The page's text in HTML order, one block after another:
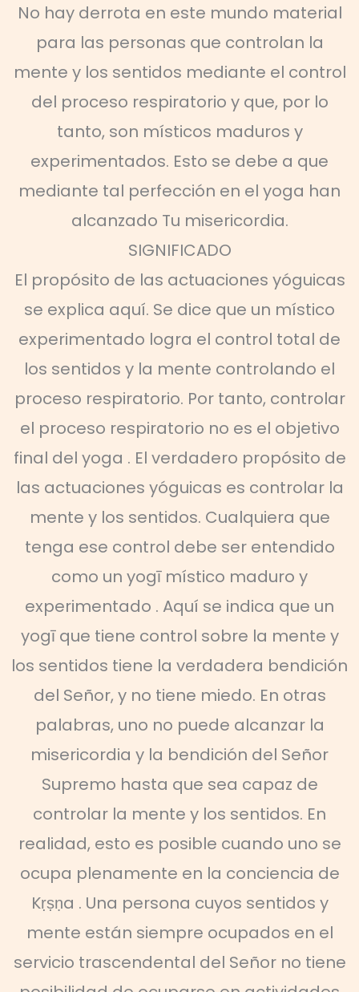
No hay derrota en este mundo material
para las personas que controlan la
mente y los sentidos mediante el control
del proceso respiratorio y que, por lo
tanto, son místicos maduros y
experimentados. Esto se debe a que
mediante tal perfección en el yoga han
alcanzado Tu misericordia.
SIGNIFICADO
El propósito de las actuaciones yóguicas
se explica aquí. Se dice que un místico
experimentado logra el control total de
los sentidos y la mente controlando el
proceso respiratorio. Por tanto, controlar
el proceso respiratorio no es el objetivo
final del yoga . El verdadero propósito de
las actuaciones yóguicas es controlar la
mente y los sentidos. Cualquiera que
tenga ese control debe ser entendido
como un yogī místico maduro y
experimentado . Aquí se indica que un
yogī que tiene control sobre la mente y
los sentidos tiene la verdadera bendición
del Señor, y no tiene miedo. En otras
palabras, uno no puede alcanzar la
misericordia y la bendición del Señor
Supremo hasta que sea capaz de
controlar la mente y los sentidos. En
realidad, esto es posible cuando uno se
ocupa plenamente en la conciencia de
Kṛṣṇa . Una persona cuyos sentidos y
mente están siempre ocupados en el
servicio trascendental del Señor no tiene